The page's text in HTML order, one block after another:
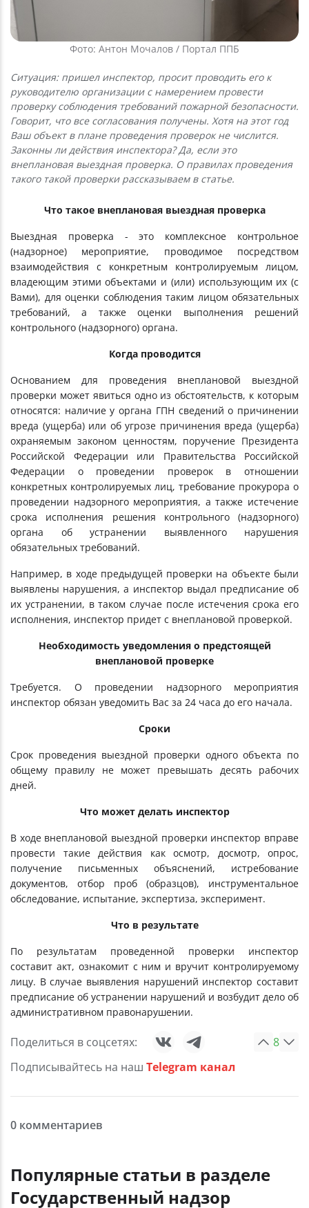
Фото: Антон Мочалов / Портал ППБ
Ситуация: пришел инспектор, просит проводить его к
руководителю организации с намерением провести
проверку соблюдения требований пожарной безопасности.
Говорит, что все согласования получены. Хотя на этот год
Ваш объект в плане проведения проверок не числится.
Законны ли действия инспектора? Да, если это
внеплановая выездная проверка. О правилах проведения
такого такой проверки рассказываем в статье.
Что такое внеплановая выездная проверка
Выездная проверка - это комплексное контрольное
(надзорное) мероприятие, проводимое посредством
взаимодействия с конкретным контролируемым лицом,
владеющим этими объектами и (или) использующим их (с
Вами), для оценки соблюдения таким лицом обязательных
требований, а также оценки выполнения решений
контрольного (надзорного) органа.
Когда проводится
Основанием для проведения внеплановой выездной
проверки может явиться одно из обстоятельств, к которым
относятся: наличие у органа ГПН сведений о причинении
вреда (ущерба) или об угрозе причинения вреда (ущерба)
охраняемым законом ценностям, поручение Президента
Российской Федерации или Правительства Российской
Федерации о проведении проверок в отношении
конкретных контролируемых лиц, требование прокурора о
проведении надзорного мероприятия, а также истечение
срока исполнения решения контрольного (надзорного)
органа об устранении выявленного нарушения
обязательных требований.
Например, в ходе предыдущей проверки на объекте были
выявлены нарушения, а инспектор выдал предписание об
их устранении, в таком случае после истечения срока его
исполнения, инспектор придет с внеплановой проверкой.
Необходимость уведомления о предстоящей
внеплановой проверке
Требуется. О проведении надзорного мероприятия
инспектор обязан уведомить Вас за 24 часа до его начала.
Сроки
Срок проведения выездной проверки одного объекта по
общему правилу не может превышать десять рабочих
дней.
Что может делать инспектор
В ходе внеплановой выездной проверки инспектор вправе
провести такие действия как осмотр, досмотр, опрос,
получение письменных объяснений, истребование
документов, отбор проб (образцов), инструментальное
обследование, испытание, экспертиза, эксперимент.
Что в результате
По результатам проведенной проверки инспектор
составит акт, ознакомит с ним и вручит контролируемому
лицу. В случае выявления нарушений инспектор составит
предписание об устранении нарушений и возбудит дело об
административном правонарушении.
Поделиться в соцсетях:
8
Подписывайтесь на наш Telegram канал
0 комментариев
Популярные статьи в разделе
Государственный надзор